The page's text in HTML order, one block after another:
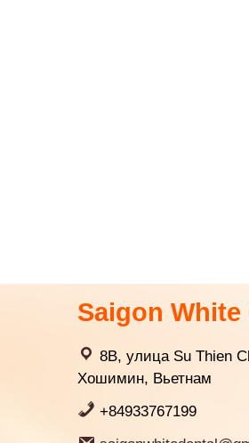
Saigon White
8B, улица Su Thien
Хошимин, Вьетнам
+84933767199